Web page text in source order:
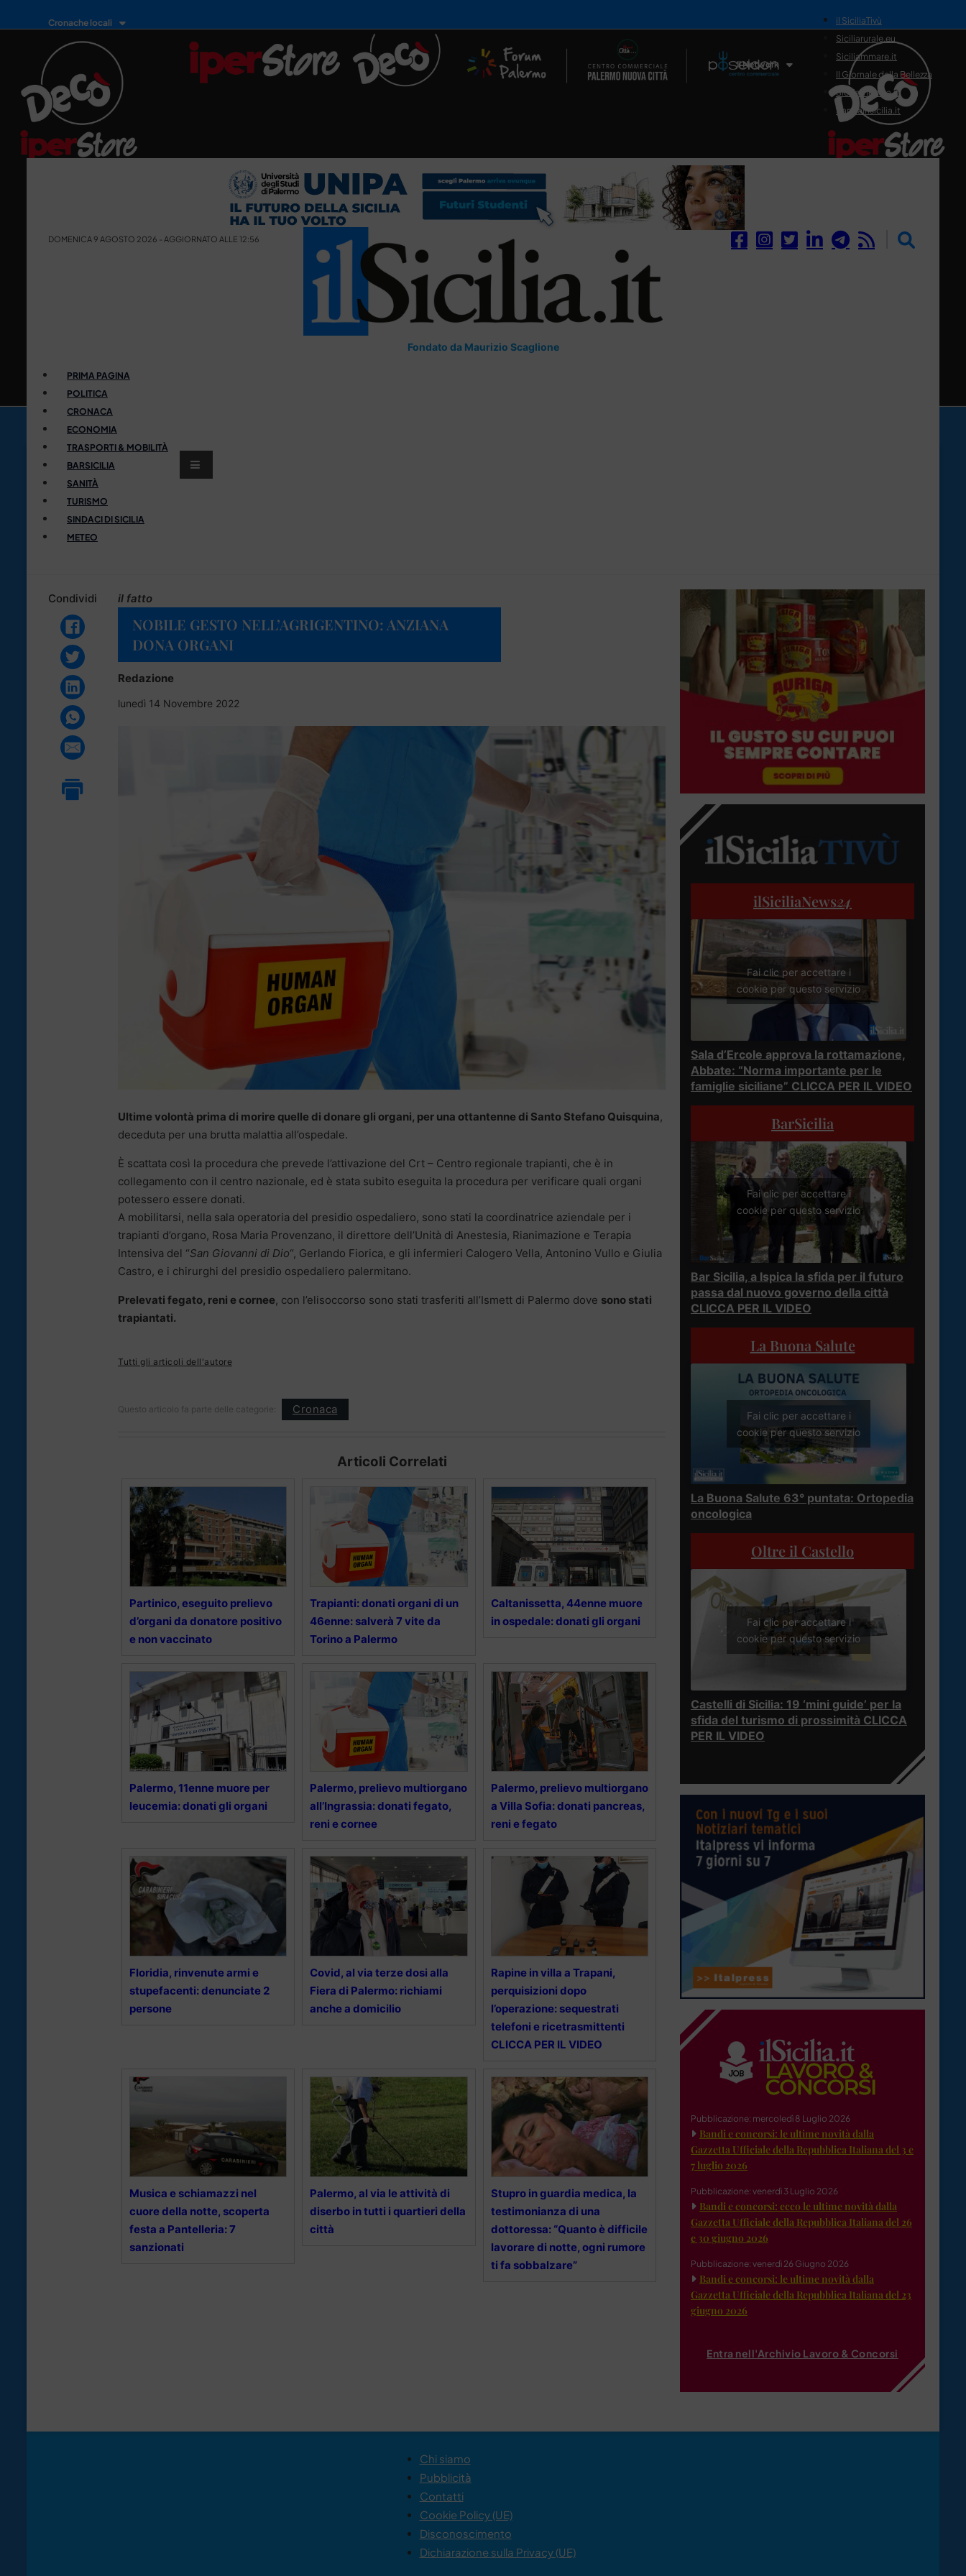
Cronache locali
Il Network
il SiciliaTivù
Siciliarurale.eu
Siciliammare.it
Il Giornale della Bellezza
Siciliamedica.it
Sanitainsicilia.it
DOMENICA 9 AGOSTO 2026 - AGGIORNATO ALLE 12:56
Fondato da Maurizio Scaglione
PRIMA PAGINA
POLITICA
CRONACA
ECONOMIA
TRASPORTI & MOBILITÀ
BARSICILIA
SANITÀ
TURISMO
SINDACI DI SICILIA
METEO
Condividi il fatto
NOBILE GESTO NELL’AGRIGENTINO: ANZIANA
DONA ORGANI
Redazione
lunedì 14 Novembre 2022
Ultime volontà prima di morire quelle di donare gli organi, per una ottantenne di Santo Stefano Quisquina,
deceduta per una brutta malattia all’ospedale.
È scattata così la procedura che prevede l’attivazione del Crt – Centro regionale trapianti, che è in
collegamento con il centro nazionale, ed è stata subito eseguita la procedura per verificare quali organi
potessero essere donati.
A mobilitarsi, nella sala operatoria del presidio ospedaliero, sono stati la coordinatrice aziendale per i
trapianti d’organo, Rosa Maria Provenzano, il direttore dell’Unità di Anestesia, Rianimazione e Terapia
Intensiva del “San Giovanni di Dio“, Gerlando Fiorica, e gli infermieri Calogero Vella, Antonino Vullo e Giulia
Castro, e i chirurghi del presidio ospedaliero palermitano.
Prelevati fegato, reni e cornee, con l’elisoccorso sono stati trasferiti all’Ismett di Palermo dove sono stati
trapiantati.
Tutti gli articoli dell'autore
Questo articolo fa parte delle categorie: Cronaca
Articoli Correlati
Partinico, eseguito prelievo
d’organi da donatore positivo
e non vaccinato
Trapianti: donati organi di un
46enne: salverà 7 vite da
Torino a Palermo
Caltanissetta, 44enne muore
in ospedale: donati gli organi
Palermo, 11enne muore per
leucemia: donati gli organi
Palermo, prelievo multiorgano
all’Ingrassia: donati fegato,
reni e cornee
Palermo, prelievo multiorgano
a Villa Sofia: donati pancreas,
reni e fegato
Floridia, rinvenute armi e
stupefacenti: denunciate 2
persone
Covid, al via terze dosi alla
Fiera di Palermo: richiami
anche a domicilio
Rapine in villa a Trapani,
perquisizioni dopo
l’operazione: sequestrati
telefoni e ricetrasmittenti
CLICCA PER IL VIDEO
Musica e schiamazzi nel
cuore della notte, scoperta
festa a Pantelleria: 7
sanzionati
Palermo, al via le attività di
diserbo in tutti i quartieri della
città
Stupro in guardia medica, la
testimonianza di una
dottoressa: “Quanto è difficile
lavorare di notte, ogni rumore
ti fa sobbalzare”
ilSiciliaNews24
Fai clic per accettare i
cookie per questo servizio
Sala d’Ercole approva la rottamazione,
Abbate: “Norma importante per le
famiglie siciliane” CLICCA PER IL VIDEO
BarSicilia
Fai clic per accettare i
cookie per questo servizio
Bar Sicilia, a Ispica la sfida per il futuro
passa dal nuovo governo della città
CLICCA PER IL VIDEO
La Buona Salute
Fai clic per accettare i
cookie per questo servizio
La Buona Salute 63° puntata: Ortopedia
oncologica
Oltre il Castello
Fai clic per accettare i
cookie per questo servizio
Castelli di Sicilia: 19 ‘mini guide’ per la
sfida del turismo di prossimità CLICCA
PER IL VIDEO
Pubblicazione: mercoledì 8 Luglio 2026
Bandi e concorsi: le ultime novità dalla
Gazzetta Ufficiale della Repubblica Italiana del 3 e
7 luglio 2026
Pubblicazione: venerdì 3 Luglio 2026
Bandi e concorsi: ecco le ultime novità dalla
Gazzetta Ufficiale della Repubblica Italiana del 26
e 30 giugno 2026
Pubblicazione: venerdì 26 Giugno 2026
Bandi e concorsi: le ultime novità dalla
Gazzetta Ufficiale della Repubblica Italiana del 23
giugno 2026
Entra nell'Archivio Lavoro & Concorsi
Chi siamo
Pubblicità
Contatti
Cookie Policy (UE)
Disconoscimento
Dichiarazione sulla Privacy (UE)